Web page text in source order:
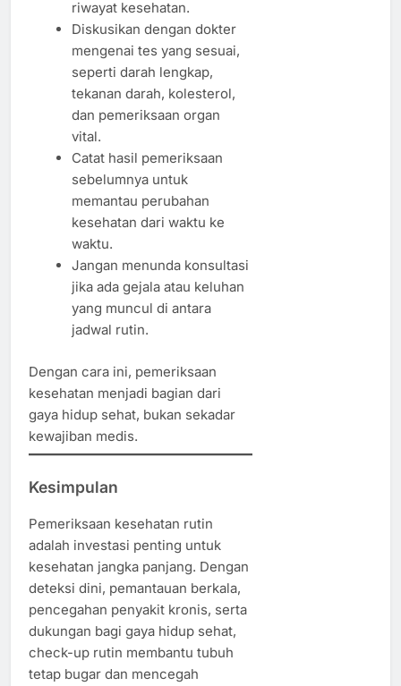
riwayat kesehatan.
Diskusikan dengan dokter
mengenai tes yang sesuai,
seperti darah lengkap,
tekanan darah, kolesterol,
dan pemeriksaan organ
vital.
Catat hasil pemeriksaan
sebelumnya untuk
memantau perubahan
kesehatan dari waktu ke
waktu.
Jangan menunda konsultasi
jika ada gejala atau keluhan
yang muncul di antara
jadwal rutin.
Dengan cara ini, pemeriksaan
kesehatan menjadi bagian dari
gaya hidup sehat, bukan sekadar
kewajiban medis.
Kesimpulan
Pemeriksaan kesehatan rutin
adalah investasi penting untuk
kesehatan jangka panjang. Dengan
deteksi dini, pemantauan berkala,
pencegahan penyakit kronis, serta
dukungan bagi gaya hidup sehat,
check-up rutin membantu tubuh
tetap bugar dan mencegah